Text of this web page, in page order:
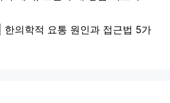
한의학적 요통 원인과 접근법 5가